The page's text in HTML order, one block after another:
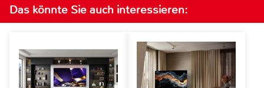
Das könnte Sie auch interessieren: